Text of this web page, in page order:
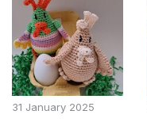
31 January 2025